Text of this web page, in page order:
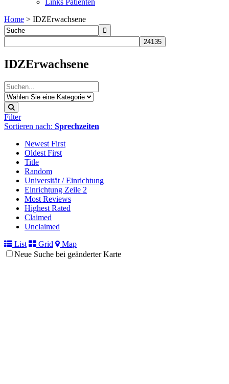
Links Patienten
Home > IDZErwachsene
IDZErwachsene
Filter
Sortieren nach: Sprechzeiten
Newest First
Oldest First
Title
Random
Universität / Einrichtung
Einrichtung Zeile 2
Most Reviews
Highest Rated
Claimed
Unclaimed
List
Grid
Map
Neue Suche bei geänderter Karte